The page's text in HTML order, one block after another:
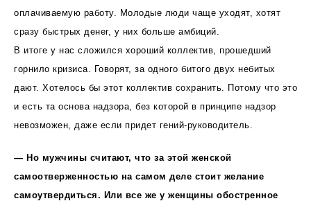
оплачиваемую работу. Молодые люди чаще уходят, хотят
сразу быстрых денег, у них больше амбиций.
В итоге у нас сложился хороший коллектив, прошедший
горнило кризиса. Говорят, за одного битого двух небитых
дают. Хотелось бы этот коллектив сохранить. Потому что это
и есть та основа надзора, без которой в принципе надзор
невозможен, даже если придет гений-руководитель.
— Но мужчины считают, что за этой женской
самоотверженностью на самом деле стоит желание
самоутвердиться. Или все же у женщины обостренное